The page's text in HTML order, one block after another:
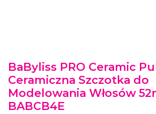
BaByliss PRO Ceramic
Ceramiczna Szczotka do
Modelowania Włosów
BABCB4E